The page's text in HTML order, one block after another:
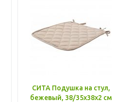
СИТА Подушка на стул,
бежевый, 38/35x38x2 см